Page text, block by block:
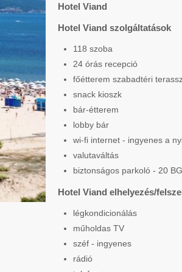
Hotel Viand
Hotel Viand szolgáltatások
118 szoba
24 órás recepció
főétterem szabadtéri
snack kioszk
bár-étterem
lobby bár
wi-fi internet - ingyenes a
valutaváltás
biztonságos parkoló - 20
Hotel Viand elhelyezés/
légkondicionálás
műholdas TV
széf - ingyenes
rádió